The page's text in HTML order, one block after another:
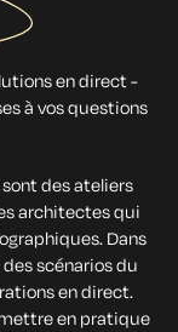
en direct -
à vos questions
des ateliers
architectes qui
Dans
scénarios du
en direct.
en pratique